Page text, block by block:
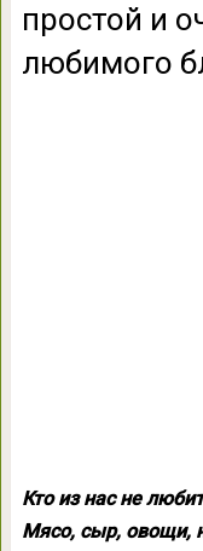
простой и
любимого
Кто из нас не
Мясо, сыр, овощи,